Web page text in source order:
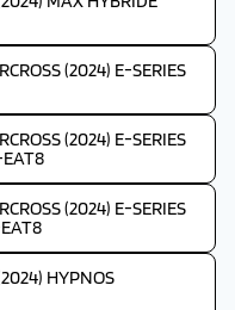
(2024) E-SERIES
(2024) E-SERIES
EAT8
(2024) E-SERIES
HYPNOS